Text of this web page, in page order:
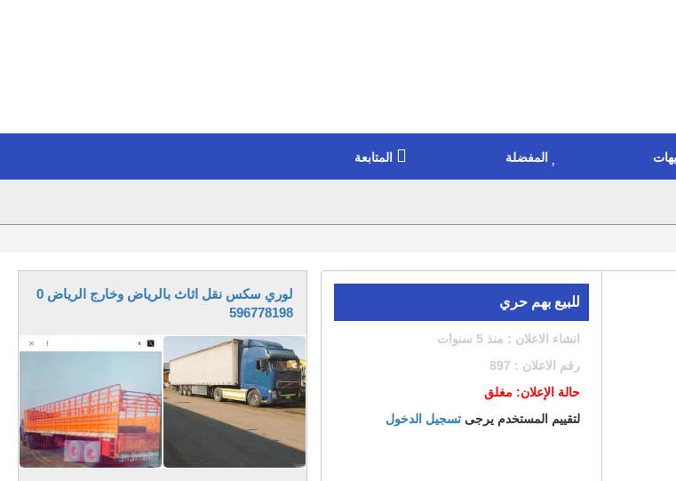
المفضلة المتابعة
للبيع بهم حري
انشاء الاعلان : منذ 5 سنوات
رقم الاعلان : 897
حالة الإعلان: مغلق
لتقييم المستخدم يرجىتسجيل الدخول
لوري سكس نقل اثاث بالرياض وخارج الرياض 0
596778198